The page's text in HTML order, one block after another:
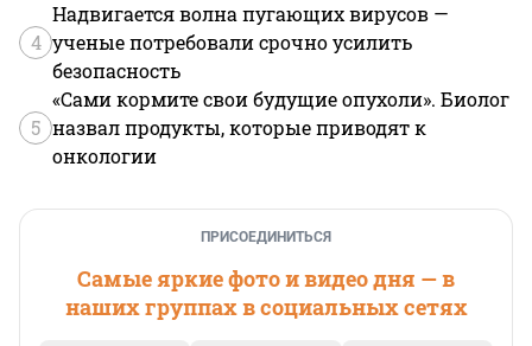
4
Надвигается волна пугающих вирусов —
ученые потребовали срочно усилить
безопасность
5
«Сами кормите свои будущие опухоли». Биолог
назвал продукты, которые приводят к
онкологии
ПРИСОЕДИНИТЬСЯ
Самые яркие фото и видео дня — в
наших группах в социальных сетях